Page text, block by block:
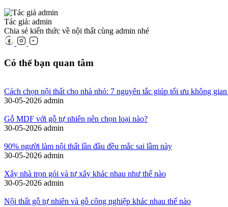
Tác giả: admin
Chia sẻ kiến thức về nội thất cùng admin nhé
Có thể bạn quan tâm
Cách chọn nội thất cho nhà nhỏ: 7 nguyên tắc giúp tối ưu không
30-05-2026 admin
Gỗ MDF với gỗ tự nhiên nên chọn loại nào?
30-05-2026 admin
90% người làm nội thất lần đầu đều mắc sai lầm này
30-05-2026 admin
Xây nhà trọn gói và tự xây khác nhau như thế nào
30-05-2026 admin
Nội thất gỗ tự nhiên và gỗ công nghiệp khác nhau thế nào